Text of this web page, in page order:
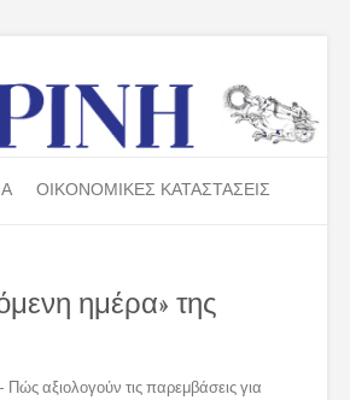
ΟΙΚΟΝΟΜΙΚΕΣ ΚΑΤΑΣΤΑΣΕΙΣ
ημέρα» της
αξιολογούν τις παρεμβάσεις για